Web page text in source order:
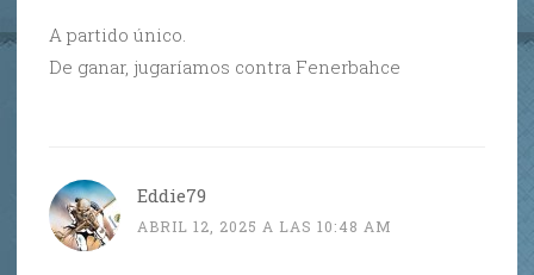
A partido único.
De ganar, jugaríamos contra Fenerbahce
Eddie79
ABRIL 12, 2025 A LAS 10:48 AM